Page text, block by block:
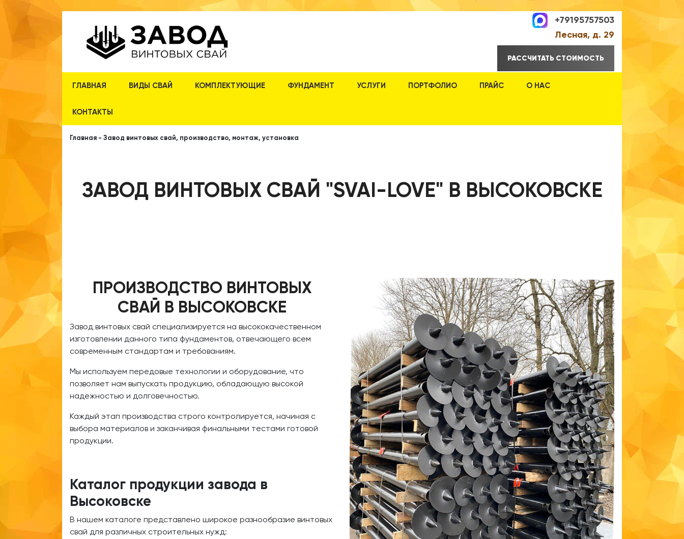
+79195757503
Лесная, д. 29
РАССЧИТАТЬ СТОИМОСТЬ
ГЛАВНАЯ ВИДЫ СВАЙ КОМПЛЕКТУЮЩИЕ ФУНДАМЕНТ УСЛУГИ ПОРТФОЛИО ПРАЙС О НАС
КОНТАКТЫ
Главная - Завод винтовых свай, производство, монтаж, установка
ЗАВОД ВИНТОВЫХ СВАЙ "SVAI-LOVE" В ВЫСОКОВСКЕ
ПРОИЗВОДСТВО ВИНТОВЫХ
СВАЙ В ВЫСОКОВСКЕ
Завод винтовых свай специализируется на высококачественном
изготовлении данного типа фундаментов, отвечающего всем
современным стандартам и требованиям.
Мы используем передовые технологии и оборудование, что
позволяет нам выпускать продукцию, обладающую высокой
надежностью и долговечностью.
Каждый этап производства строго контролируется, начиная с
выбора материалов и заканчивая финальными тестами готовой
продукции.
Каталог продукции завода в
Высоковске
В нашем каталоге представлено широкое разнообразие винтовых
свай для различных строительных нужд: